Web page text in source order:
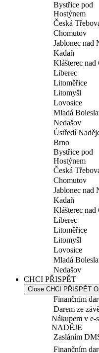
Bystřice pod
Hostýnem
Česká
Chomutov
Jablonec nad
Kadaň
Klášterec nad
Liberec
Litoměřice
Litomyšl
Lovosice
Mladá
Nedašov
Ústředí
Brno
Bystřice pod
Hostýnem
Česká
Chomutov
Jablonec nad
Kadaň
Klášterec nad
Liberec
Litoměřice
Litomyšl
Lovosice
Mladá
Nedašov
CHCI PŘISPĚT
Close CHCI PŘISPĚT
Finančním
Darem ze
Nákupem v e-
NADĚJE
Zasláním
Finančním